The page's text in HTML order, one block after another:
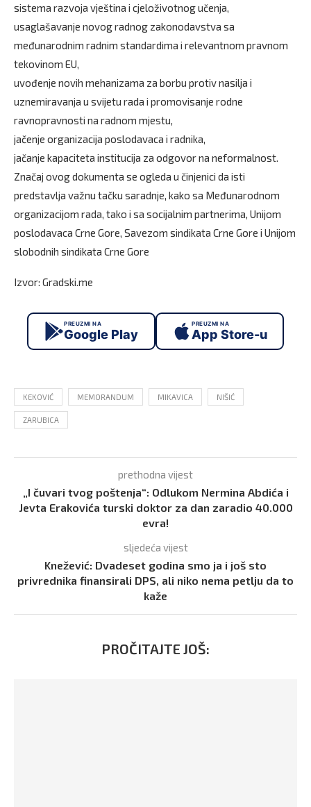
sistema razvoja vještina i cjeloživotnog učenja,
usaglašavanje novog radnog zakonodavstva sa
međunarodnim radnim standardima i relevantnom pravnom
tekovinom EU,
uvođenje novih mehanizama za borbu protiv nasilja i
uznemiravanja u svijetu rada i promovisanje rodne
ravnopravnosti na radnom mjestu,
jačenje organizacija poslodavaca i radnika,
jačanje kapaciteta institucija za odgovor na neformalnost.
Značaj ovog dokumenta se ogleda u činjenici da isti
predstavlja važnu tačku saradnje, kako sa Međunarodnom
organizacijom rada, tako i sa socijalnim partnerima, Unijom
poslodavaca Crne Gore, Savezom sindikata Crne Gore i Unijom
slobodnih sindikata Crne Gore
Izvor: Gradski.me
PREUZMI NA
Google Play
PREUZMI NA
App Store-u
KEKOVIĆ MEMORANDUM MIKAVICA NIŠIĆ
ZARUBICA
prethodna vijest
„I čuvari tvog poštenja“: Odlukom Nermina Abdića i
Jevta Erakovića turski doktor za dan zaradio 40.000
evra!
sljedeća vijest
Knežević: Dvadeset godina smo ja i još sto
privrednika finansirali DPS, ali niko nema petlju da to
kaže
PROČITAJTE JOŠ: